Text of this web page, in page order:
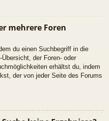
mehrere Foren
du einen Suchbegriff in die
der Foren- oder
erhältst du, indem
der von jeder Seite des Forums